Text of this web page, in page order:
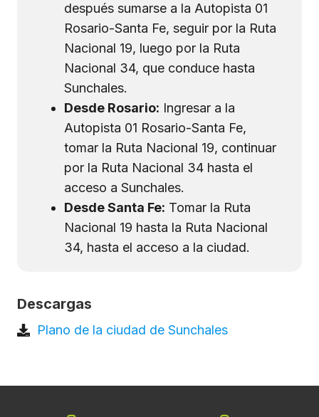
después sumarse a la Autopista 01
Rosario-Santa Fe, seguir por la Ruta
Nacional 19, luego por la Ruta
Nacional 34, que conduce hasta
Sunchales.
Desde Rosario: Ingresar a la
Autopista 01 Rosario-Santa Fe,
tomar la Ruta Nacional 19, continuar
por la Ruta Nacional 34 hasta el
acceso a Sunchales.
Desde Santa Fe: Tomar la Ruta
Nacional 19 hasta la Ruta Nacional
34, hasta el acceso a la ciudad.
Descargas
Plano de la ciudad de Sunchales